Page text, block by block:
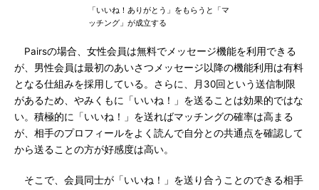
「いいね！ありがとう」をもらうと「マ
ッチング」が成立する
Pairsの場合、女性会員は無料でメッセージ機能を利用できる
が、男性会員は最初のあいさつメッセージ以降の機能利用は有料
となる仕組みを採用している。さらに、月30回という送信制限
があるため、やみくもに「いいね！」を送ることは効果的ではな
い。積極的に「いいね！」を送ればマッチングの確率は高まる
が、相手のプロフィールをよく読んで自分との共通点を確認して
から送ることの方が好感度は高い。
そこで、会員同士が「いいね！」を送り合うことのできる相手